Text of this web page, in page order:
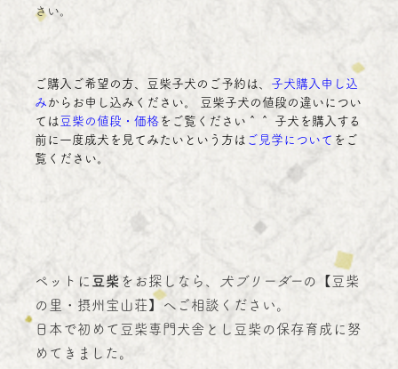
さい。
ご購入ご希望の方、豆柴子犬のご予約は、 子犬購入申し込
み からお申し込みください。 豆柴子犬の値段の違いについ
ては 豆柴の値段・価格をご覧ください＾＾ 子犬を購入する
前に一度成犬を見てみたいという方は ご見学について をご
覧ください。
ペットに 豆柴 をお探しなら、 犬ブリーダーの【豆柴
の里・摂州宝山荘】へご相談ください。
日本で初めて豆柴専門犬舎とし豆柴の保存育成に努
めてきました。